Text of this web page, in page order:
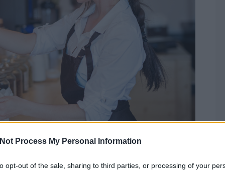
Process My Personal Information
opt-out of the sale, sharing to third parties, or processing of your